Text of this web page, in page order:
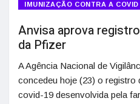
IMUNIZAÇÃO CONTRA A COVID
Anvisa aprova
da Pfizer
A Agência Nacional de
concedeu hoje (23) o registro
covid-19 desenvolvida pela